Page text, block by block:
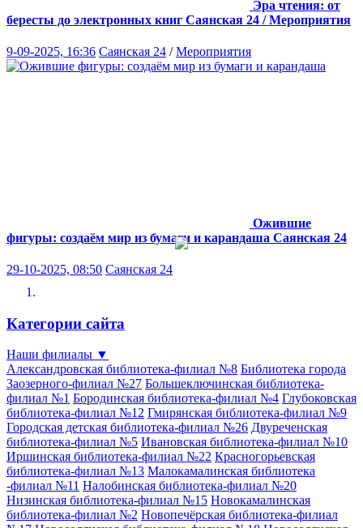
Эра чтения: от
бересты до электронных книг Саянская 24 / Мероприятия
9-09-2025, 16:36 Саянская 24 /Мероприятия
Ожившие
фигуры: создаём мир из бумаги и карандаша Саянская 24
29-10-2025, 08:50 Саянская 24
Категории сайта
Наши филиалы ▼
Александровская библиотека-филиал №8 Библиотека города
Заозерного-филиал №27 Большеключинская библиотека-
филиал №1 Бородинская библиотека-филиал №4 Глубоковская
библиотека-филиал №12 Гмирянская библиотека-филиал №9
Городская детская библиотека-филиал №26 Двуреченская
библиотека-филиал №5 Ивановская библиотека-филиал №10
Иршинская библиотека-филиал №22 Красногорьевская
библиотека-филиал №13 Малокамалинская библиотека
-филиал №11 Налобинская библиотека-филиал №20
Низинская библиотека-филиал №15 Новокамалинская
библиотека-филиал №2 Новопечёрская библиотека-филиал